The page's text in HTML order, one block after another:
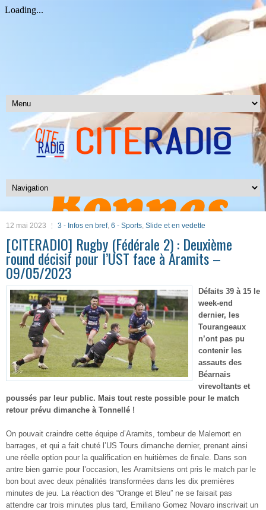
12 mai 2023 3 - Infos en bref, 6 - Sports, Slide et en vedette
[CITERADIO] Rugby (Fédérale 2) : Deuxième
round décisif pour l’UST face à Aramits –
09/05/2023
Défaits 39 à 15 le
week-end
dernier, les
Tourangeaux
n’ont pas pu
contenir les
assauts des
Béarnais
virevoltants et
poussés par leur public. Mais tout reste possible pour le match
retour prévu dimanche à Tonnellé !
On pouvait craindre cette équipe d’Aramits, tombeur de Malemort en
barrages, et qui a fait chuté l’US Tours dimanche dernier, prenant ainsi
une réelle option pour la qualification en huitièmes de finale. Dans son
antre bien garnie pour l’occasion, les Aramitsiens ont pris le match par le
bon bout avec deux pénalités transformées dans les dix premières
minutes de jeu. La réaction des “Orange et Bleu” ne se faisait pas
attendre car trois minutes plus tard, Emiliano Gomez Novaro inscrivait un